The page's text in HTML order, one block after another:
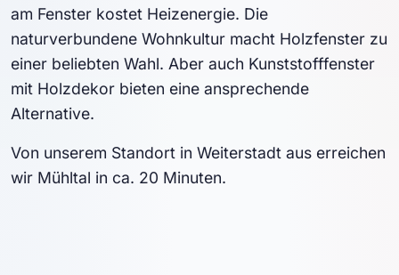
am Fenster kostet Heizenergie. Die
naturverbundene Wohnkultur macht Holzfenster zu
einer beliebten Wahl. Aber auch Kunststofffenster
mit Holzdekor bieten eine ansprechende
Alternative.
Von unserem Standort in Weiterstadt aus erreichen
wir Mühltal in ca. 20 Minuten.